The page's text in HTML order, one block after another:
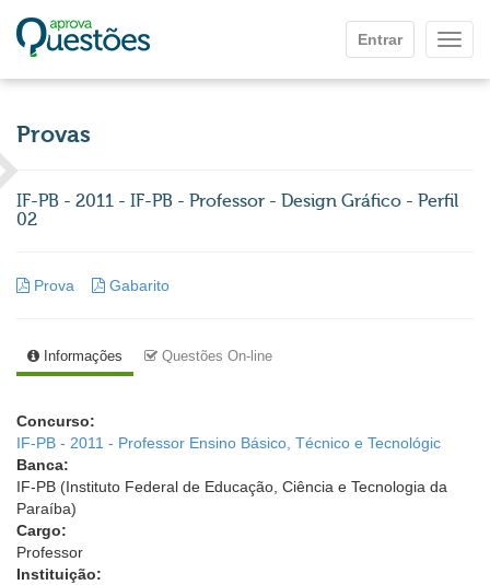
Entrar
Provas
IF-PB - 2011 - IF-PB - Professor - Design Gráfico - Perfil
02
Prova Gabarito
Informações Questões On-line
Concurso:
IF-PB - 2011 - Professor Ensino Básico, Técnico e Tecnológic
Banca:
IF-PB (Instituto Federal de Educação, Ciência e Tecnologia da
Paraíba)
Cargo:
Professor
Instituição: